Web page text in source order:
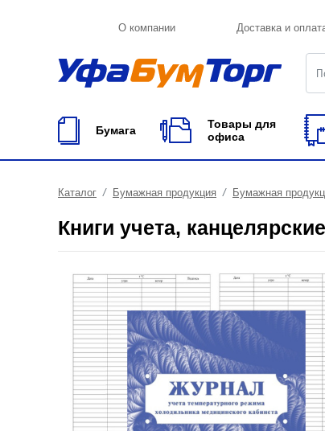
О компании Доставка и
Бумага
Товары для
офиса
Каталог Бумажная продукция Бумажная
Книги учета,